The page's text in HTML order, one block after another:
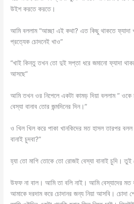
উইশ করতে করতে।
আমি বললাম “আচ্ছা এই কথা? এত কিছু থাকতে ফ্যাদা
প্রত্যেক চোদনেই খাও”
“খাই কিন্তু তখন তো দুই সপ্তা ধরে জমানো ফ্যাদা
আসছে”
আমি তখন ওর নিপেলে একটা কামড় দিয়া বললাম ” ওকে
বেস্যা বানাব তোর জন্মদিনের দিন।”
ও খিল খিল করে পাকা খানকিদের মত হাসল তারপর
বানাই চুদবা?”
হ্যা তো মাগি তোকে তো রোজই বেস্যা বানাই চুদি।
উফফ না বাল। আমি তা বলি নাই। আমি বেস্যাদের মত
আমাকে দরদাম করে চোদানর জন্য নিয়া আসবি। চোদা